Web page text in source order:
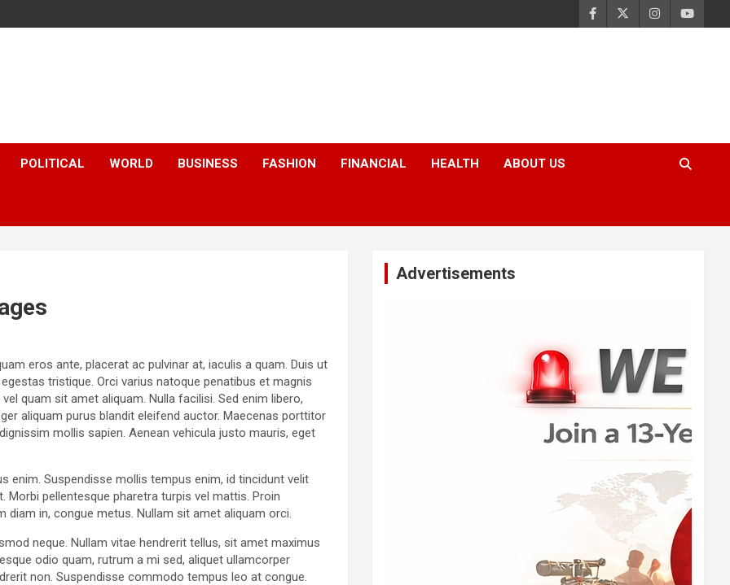
POLITICAL WORLD BUSINESS FASHION FINANCIAL HEALTH ABOUT US
eros ante, placerat ac pulvinar at, iaculis a quam. Duis ut
tristique. Orci varius natoque penatibus et magnis
quam sit amet aliquam. Nulla facilisi. Sed enim libero,
aliquam purus blandit eleifend auctor. Maecenas porttitor
mollis sapien. Aenean vehicula justo mauris, eget
enim. Suspendisse mollis tempus enim, id tincidunt velit
pellentesque pharetra turpis vel mattis. Proin
diam in, congue metus. Nullam sit amet aliquam orci.
neque. Nullam vitae hendrerit tellus, sit amet maximus
odio quam, rutrum a mi sed, aliquet ullamcorper
non. Suspendisse commodo tempus leo at congue.
Advertisements